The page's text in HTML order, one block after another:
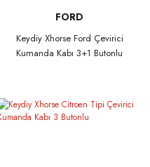
FORD
Keydiy Xhorse Ford Çevirici
Kumanda Kabı 3+1 Butonlu